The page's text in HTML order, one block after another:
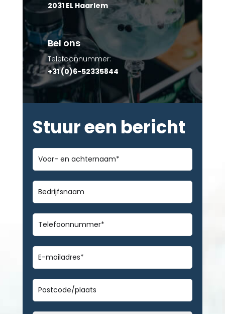
2031 EL Haarlem
Bel ons
Telefoonnummer:
+31 (0)6-52335844
Stuur een bericht
Voor-
en
achternaam*
Bedrijfsnaam
Telefoonnummer*
E-
mailadres*
Geen
titel